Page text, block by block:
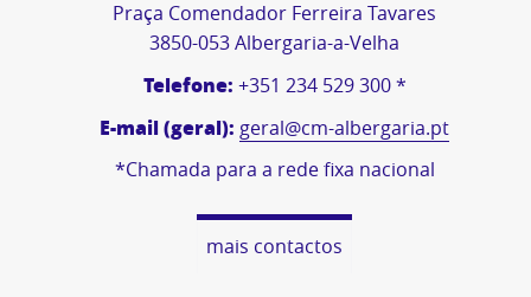
Praça Comendador Ferreira Tavares
3850-053 Albergaria-a-Velha
Telefone: +351 234 529 300 *
E-mail (geral): geral@cm-albergaria.pt
*Chamada para a rede fixa nacional
mais contactos